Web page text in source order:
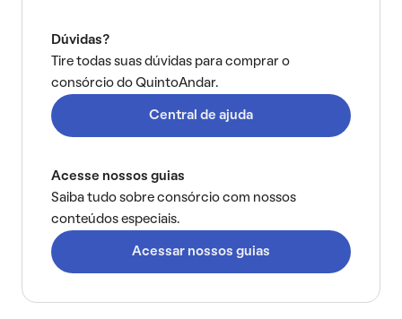
Dúvidas?
Tire todas suas dúvidas para comprar o
consórcio do QuintoAndar.
Central de ajuda
Acesse nossos guias
Saiba tudo sobre consórcio com nossos
conteúdos especiais.
Acessar nossos guias